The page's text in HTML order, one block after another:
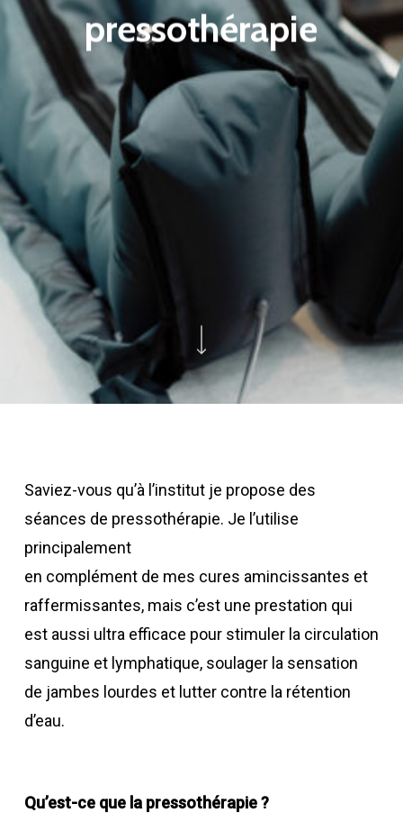
pressothérapie
Saviez-vous qu’à l’institut je propose des
séances de pressothérapie. Je l’utilise
principalement
en complément de mes cures amincissantes et
raffermissantes, mais c’est une prestation qui
est aussi ultra efficace pour stimuler la circulation
sanguine et lymphatique, soulager la sensation
de jambes lourdes et lutter contre la rétention
d’eau.
Qu’est-ce que la pressothérapie ?